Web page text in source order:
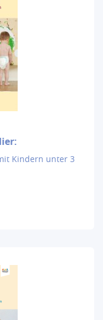
Kindern unter 3